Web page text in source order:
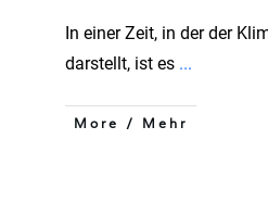
In einer Zeit, in der der
darstellt, ist es ...
More / Mehr